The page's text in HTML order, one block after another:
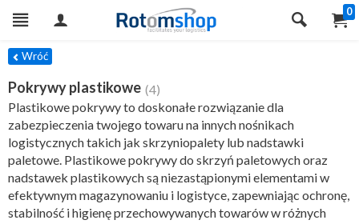
0
Wróć
Pokrywy plastikowe (4)
Plastikowe pokrywy to doskonałe rozwiązanie dla
zabezpieczenia twojego towaru na innych nośnikach
logistycznych takich jak skrzyniopalety lub nadstawki
paletowe. Plastikowe pokrywy do skrzyń paletowych oraz
nadstawek plastikowych są niezastąpionymi elementami w
efektywnym magazynowaniu i logistyce, zapewniając ochronę,
stabilność i higienę przechowywanych towarów w różnych